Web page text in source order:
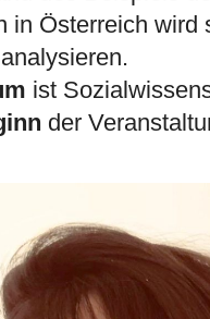
in Österreich wird
ist
der